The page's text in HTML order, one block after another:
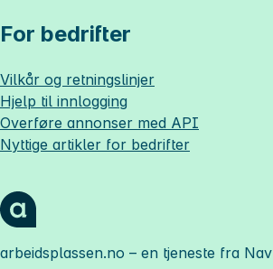
For bedrifter
Vilkår og retningslinjer
Hjelp til innlogging
Overføre annonser med API
Nyttige artikler for bedrifter
arbeidsplassen.no – en tjeneste fra Nav